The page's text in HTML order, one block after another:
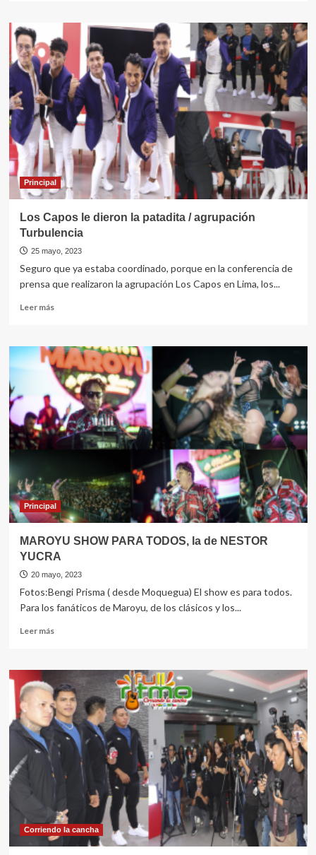
Jackie
Castañeda
lleva
cumbia
perucha
gringos
Principal
Los Capos le dieron la patadita / agrupación
Turbulencia
25 mayo, 2023
Seguro que ya estaba coordinado, porque en la conferencia de
prensa que realizaron la agrupación Los Capos en Lima, los...
Leer másLeer
Los
Capos
le
dieron
patadita
/
agrupación
Turbulencia
Principal
MAROYU SHOW PARA TODOS, la de NESTOR
YUCRA
20 mayo, 2023
Fotos:Bengi Prisma ( desde Moquegua) El show es para todos.
Para los fanáticos de Maroyu, de los clásicos y los...
Leer másLeer
MAROYU
SHOW
PARA
TODOS,
la
NESTOR
YUCRA
Corriendo la cancha